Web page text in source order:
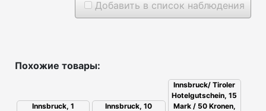
Добавить в список наблюдения
Похожие товары:
Innsbruck, 1
Innsbruck, 10
Innsbruck/ Tiroler
Hotelgutschein, 15
Mark / 50 Kronen,